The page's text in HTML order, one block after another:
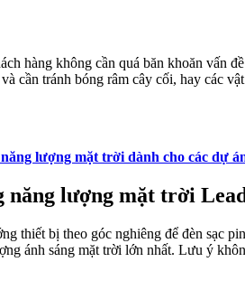
hàng không cần quá băn khoăn vấn
cần tránh bóng râm cây cối, hay các
lượng mặt trời dành cho các dự
năng lượng mặt trời
thiết bị theo góc nghiêng để đèn sạc
ánh sáng mặt trời lớn nhất. Lưu ý